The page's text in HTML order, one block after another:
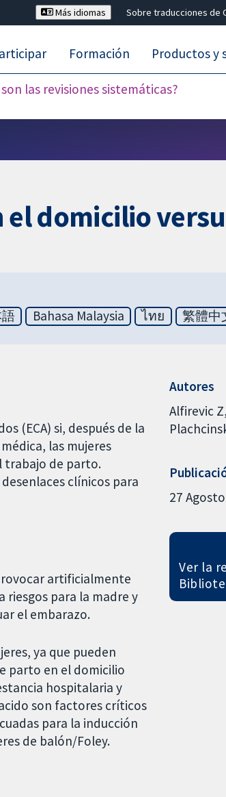
Más idiomas Sobre traducciones de
son las revisiones sistemáticas?
Formación Productos y
domicilio
Bahasa Malaysia ไทย 繁體中
(ECA) si, después de la
las mujeres
trabajo de parto.
clínicos para
artificialmente
riesgos para la madre y
el embarazo.
ya que pueden
parto en el domicilio
hospitalaria y
son factores críticos
para la inducción
de balón/Foley.
Autores
Alfirevic Z
27
Ver la